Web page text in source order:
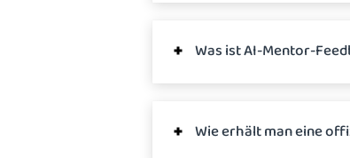
Was ist AI-Mentor-
Wie erhält man eine